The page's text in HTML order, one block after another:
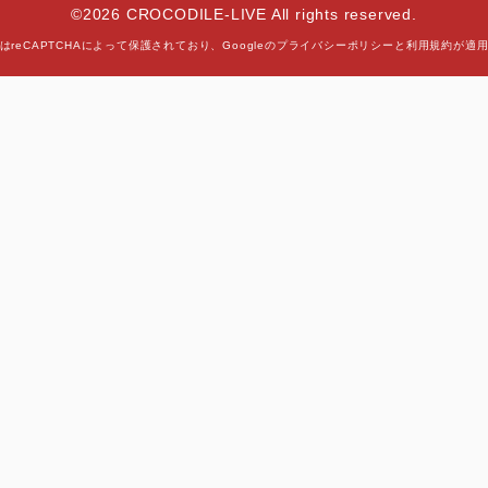
©2026 CROCODILE-LIVE All rights reserved.
reCAPTCHAによって保護されており、Googleのプライバシーポリシー と 利用規約が適